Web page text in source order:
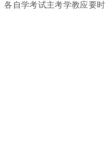
各自学考试主考学教应要时